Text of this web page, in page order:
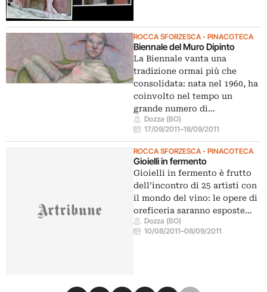
ROCCA SFORZESCA - PINACOTECA
Biennale del Muro Dipinto
La Biennale vanta una
tradizione ormai più che
consolidata: nata nel 1960, ha
coinvolto nel tempo un
grande numero di…
Dozza (BO)
17/09/2011–18/09/2011
ROCCA SFORZESCA - PINACOTECA
Gioielli in fermento
Gioielli in fermento è frutto
dell’incontro di 25 artisti con
il mondo del vino: le opere di
oreficeria saranno esposte…
Dozza (BO)
10/08/2011–08/09/2011